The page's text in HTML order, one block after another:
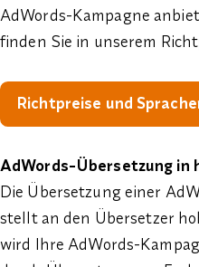
AdWords-Kampagne
finden Sie in unserem
Richtpreise und
AdWords-Übersetzung in
Die Übersetzung einer
stellt an den Übersetzer
wird Ihre AdWords-